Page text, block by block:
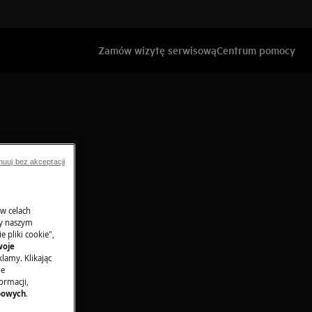
Zamów wizytę serwisowąCentrum pomocy
celach
naszym
pliki cookie",
Klikając
.
bez akceptacji